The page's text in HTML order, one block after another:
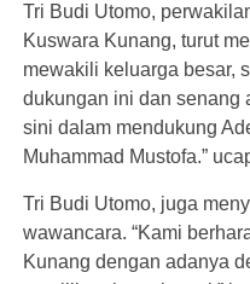
Tri Budi Utomo,
Kuswara Kunang, turut
mewakili keluarga besar,
dukungan ini dan senang
sini dalam mendukung
Muhammad Mustofa.”
Tri Budi Utomo, juga
wawancara. “Kami
Kunang dengan adanya